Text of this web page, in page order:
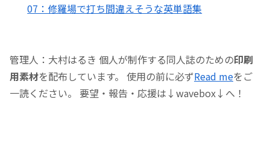
07：修羅場で打ち間違えそうな英単語集
管理人：大村はるき 個人が制作する同人誌のための印刷
用素材を配布しています。 使用の前に必ずRead meをご
一読ください。 要望・報告・応援は↓wavebox↓へ！